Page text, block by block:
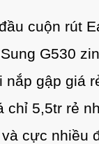
cuộn rút
G530
nắp gập giá
chỉ 5,5tr rẻ
cực nhiều